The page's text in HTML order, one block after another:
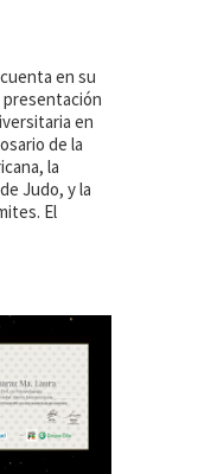
en su
presentación
en
de la
la
Judo, y la
El